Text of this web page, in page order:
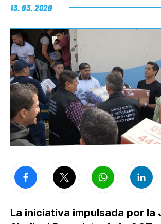
13. 03. 2020
La iniciativa impulsada por la